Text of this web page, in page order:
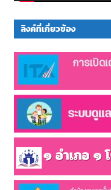
ลิงค์ที่เกี่ยวข้อง